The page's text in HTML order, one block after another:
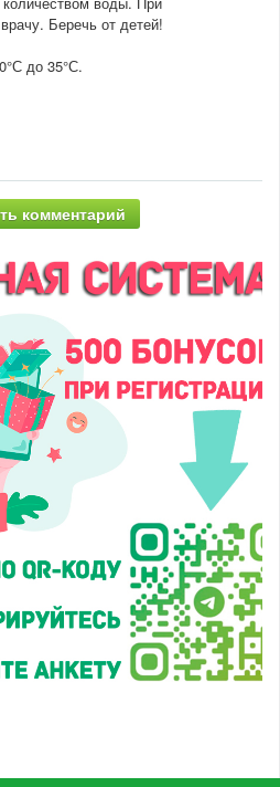
Беречь от детей!
до 35°С.
комментарий